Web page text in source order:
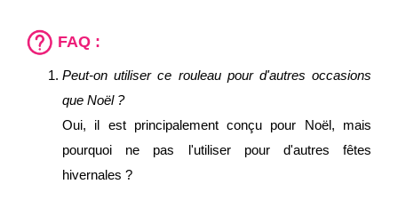
FAQ :
Peut-on utiliser ce rouleau pour d'autres occasions
que Noël ?
Oui, il est principalement conçu pour Noël, mais
pourquoi ne pas l'utiliser pour d'autres fêtes
hivernales ?